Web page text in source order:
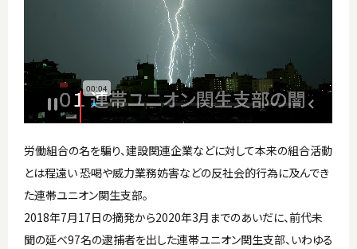
労働組合の名を騙り、建設関連企業などに対して本来の組合活動
とは程遠い 恐喝や威力業務妨害などの反社会的行為に及んでき
た連帯ユニオン関生支部。
2018年7月17日の摘発から2020年3月までのあいだに、前代未
聞の延べ97名の逮捕者を出した連帯ユニオン関生支部、いわゆる